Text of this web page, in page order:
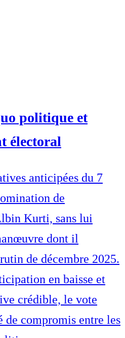
politique et
électoral
anticipées du 7
de
Kurti, sans lui
dont il
de décembre 2025.
en baisse et
crédible, le vote
de compromis entre les